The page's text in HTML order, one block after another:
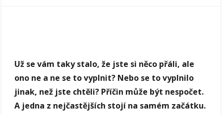
Už se vám taky stalo, že jste si něco přáli, ale
ono ne a ne se to vyplnit? Nebo se to vyplnilo
jinak, než jste chtěli? Příčin může být nespočet.
A jedna z nejčastějších stojí na samém začátku.